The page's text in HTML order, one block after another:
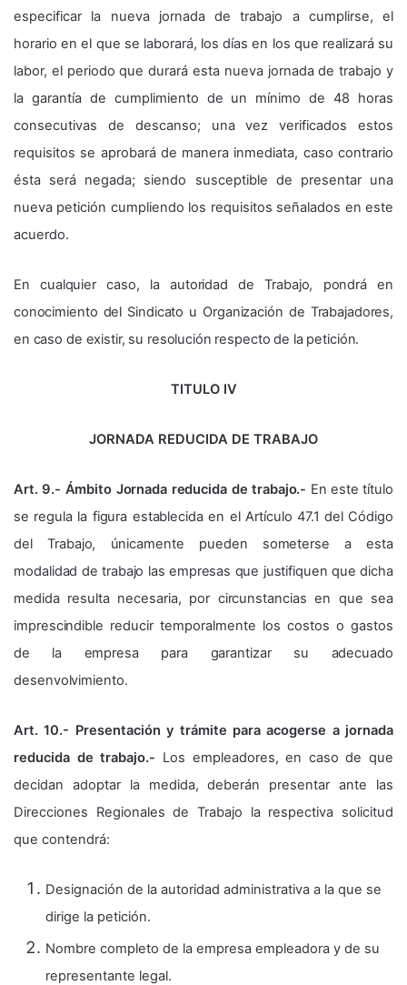
especificar la nueva jornada de trabajo a cumplirse, el
horario en el que se laborará, los días en los que realizará su
labor, el periodo que durará esta nueva jornada de trabajo y
la garantía de cumplimiento de un mínimo de 48 horas
consecutivas de descanso; una vez verificados estos
requisitos se aprobará de manera inmediata, caso contrario
ésta será negada; siendo susceptible de presentar una
nueva petición cumpliendo los requisitos señalados en este
acuerdo.
En cualquier caso, la autoridad de Trabajo, pondrá en
conocimiento del Sindicato u Organización de Trabajadores,
en caso de existir, su resolución respecto de la petición.
TITULO IV
JORNADA REDUCIDA DE TRABAJO
Art. 9.- Ámbito Jornada reducida de trabajo.- En este título
se regula la figura establecida en el Artículo 47.1 del Código
del Trabajo, únicamente pueden someterse a esta
modalidad de trabajo las empresas que justifiquen que dicha
medida resulta necesaria, por circunstancias en que sea
imprescindible reducir temporalmente los costos o gastos
de la empresa para garantizar su adecuado
desenvolvimiento.
Art. 10.- Presentación y trámite para acogerse a jornada
reducida de trabajo.- Los empleadores, en caso de que
decidan adoptar la medida, deberán presentar ante las
Direcciones Regionales de Trabajo la respectiva solicitud
que contendrá:
Designación de la autoridad administrativa a la que se
dirige la petición.
Nombre completo de la empresa empleadora y de su
representante legal.